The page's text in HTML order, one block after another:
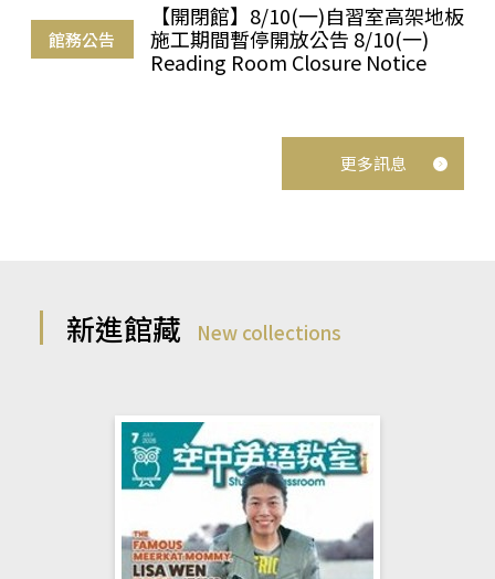
館務公告
【開閉館】8/10(一)自習室高架地板
施工期間暫停開放公告 8/10(一)
Reading Room Closure Notice
更多訊息
新進館藏 New collections